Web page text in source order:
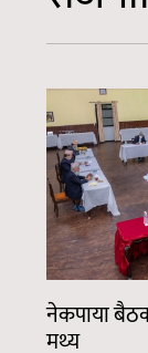
नेकपाया
मथ्य